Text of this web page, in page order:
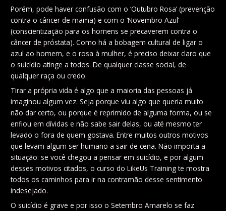
Porém, pode haver confusão com o ‘Outubro Rosa’ (prevenção
contra o câncer de mama) e com o ‘Novembro Azul’
(conscientização para os homens se precaverem contra o
câncer de próstata). Como há a bobagem cultural de ligar o
azul ao homem, e o rosa à mulher, é preciso deixar claro que
o suicídio atinge a todos. De qualquer classe social, de
qualquer raça ou credo.
Tirar a própria vida é algo que a maioria das pessoas já
imaginou algum vez. Seja porque viu algo que queria muito
não dar certo, ou porque é reprimido de alguma forma, ou se
enfiou em dívidas e não sabe sair delas, ou até mesmo ter
levado o fora de quem gostava. Entre muitos outros motivos
que levam algum ser humano a sair de cena. Não importa a
situação: se você chegou a pensar em suicídio, e por algum
desses motivos citados, o curso do LikeUs Training te mostra
todos os caminhos para ir na contramão desse sentimento
indesejado.
O suicídio é grave e por isso o Setembro Amarelo se faz